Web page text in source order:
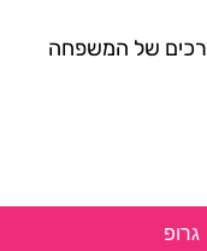
של המשפחה
גרופ